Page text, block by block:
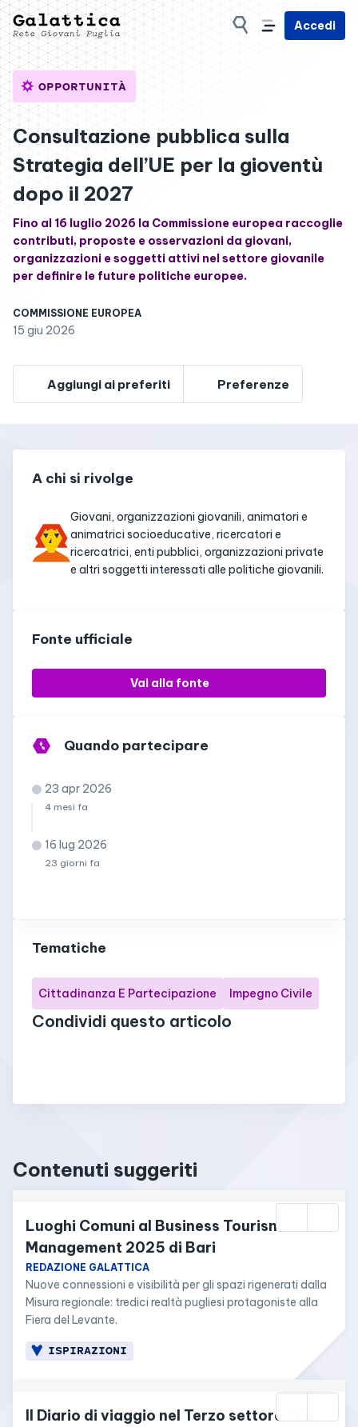
Accedi
OPPORTUNITÀ
Consultazione pubblica sulla
Strategia dell’UE per la gioventù
dopo il 2027
Fino al 16 luglio 2026 la Commissione europea raccoglie
contributi, proposte e osservazioni da giovani,
organizzazioni e soggetti attivi nel settore giovanile
per definire le future politiche europee.
COMMISSIONE EUROPEA
15 giu 2026
Aggiungi ai preferiti Preferenze
Tematiche
Cittadinanza E Partecipazione Impegno Civile
Condividi questo articolo
A chi si rivolge
Giovani, organizzazioni giovanili, animatori e
animatrici socioeducative, ricercatori e
ricercatrici, enti pubblici, organizzazioni private
e altri soggetti interessati alle politiche giovanili.
Fonte ufficiale
Vai alla fonte
Quando partecipare
23 apr 2026
4 mesi fa
16 lug 2026
23 giorni fa
Contenuti suggeriti
Luoghi Comuni al Business Tourism
Management 2025 di Bari
REDAZIONE GALATTICA
Nuove connessioni e visibilità per gli spazi rigenerati dalla
Misura regionale: tredici realtà pugliesi protagoniste alla
Fiera del Levante.
ISPIRAZIONI
Il Diario di viaggio nel Terzo settore con